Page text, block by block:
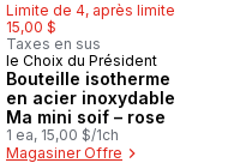
Limite de 4, après limite
15,00 $
Taxes en sus
Coup de cœur
le Choix du Président
Bouteille isotherme
en acier inoxydable
Ma mini soif – rose
1 ea, 15,00 $/1ch
Magasiner Offre